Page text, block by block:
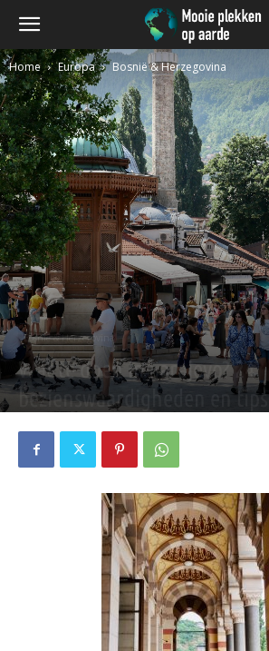
Home Europa Bosnië & Herzegovina
Bosnië & Herzegovina
Wat te doen in Sarajevo? 24
bezienswaardigheden en tips